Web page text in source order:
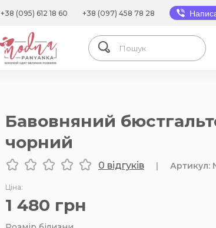
+38 (095) 612 18 60 +38 (097) 458 78 28
Бавовняний
чорний
0 відгуків | Артикул:
Ціна:
1 480 грн